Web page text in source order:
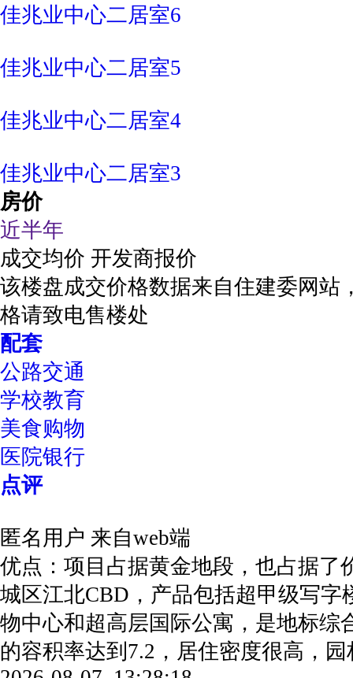
佳兆业中心二居室6
佳兆业中心二居室5
佳兆业中心二居室4
佳兆业中心二居室3
房价
近半年
成交均价 开发商报价
该楼盘成交价格数据来自住建委网站
格请致电售楼处
配套
公路交通
学校教育
美食购物
医院银行
点评
匿名用户 来自web端
优点：项目占据黄金地段，也占据了
城区江北CBD，产品包括超甲级写字
物中心和超高层国际公寓，是地标
的容积率达到7.2，居住密度很高，